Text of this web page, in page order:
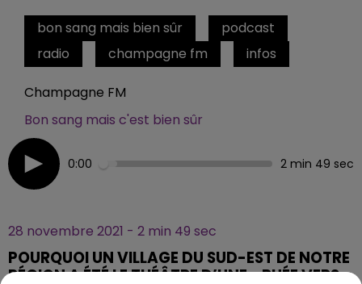
bon sang mais bien sûr
podcast
radio
champagne fm infos
Champagne FM
Bon sang mais c'est bien sûr
0:00 2 min 49 sec
28 novembre 2021 - 2 min 49 sec
POURQUOI UN VILLAGE DU SUD-EST DE NOTRE
RÉGION A ÉTÉ LE THÉÂTRE D’UNE « RUÉE VERS